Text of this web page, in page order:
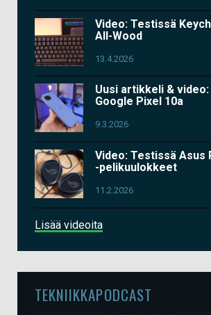
Video: Testissä
All-Wood
13.4.2026
Uusi artikkeli &
Google Pixel 10a
9.3.2026
Video: Testissä Asus
-pelikuulokkeet
11.2.2026
Lisää videoita
TEKNIIKKAPODCAST